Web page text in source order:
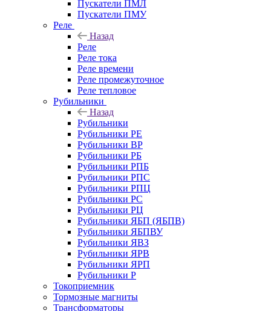
Пускатели ПМЛ
Пускатели ПМУ
Реле
Назад
Реле
Реле тока
Реле времени
Реле промежуточное
Реле тепловое
Рубильники
Назад
Рубильники
Рубильники РЕ
Рубильники ВР
Рубильники РБ
Рубильники РПБ
Рубильники РПС
Рубильники РПЦ
Рубильники РС
Рубильники РЦ
Рубильники ЯБП (ЯБПВ)
Рубильники ЯБПВУ
Рубильники ЯВЗ
Рубильники ЯРВ
Рубильники ЯРП
Рубильники Р
Токоприемник
Тормозные магниты
Трансформаторы